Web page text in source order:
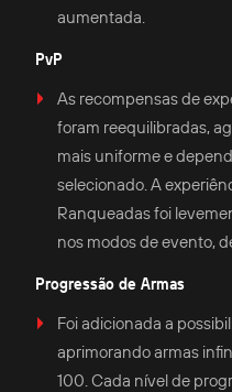
aumentada.
PvP
As recompensas de
foram reequilibradas,
mais uniforme e
selecionado. A
Ranqueadas foi
nos modos de evento,
Progressão de Armas
Foi adicionada a
aprimorando armas
100. Cada nível de